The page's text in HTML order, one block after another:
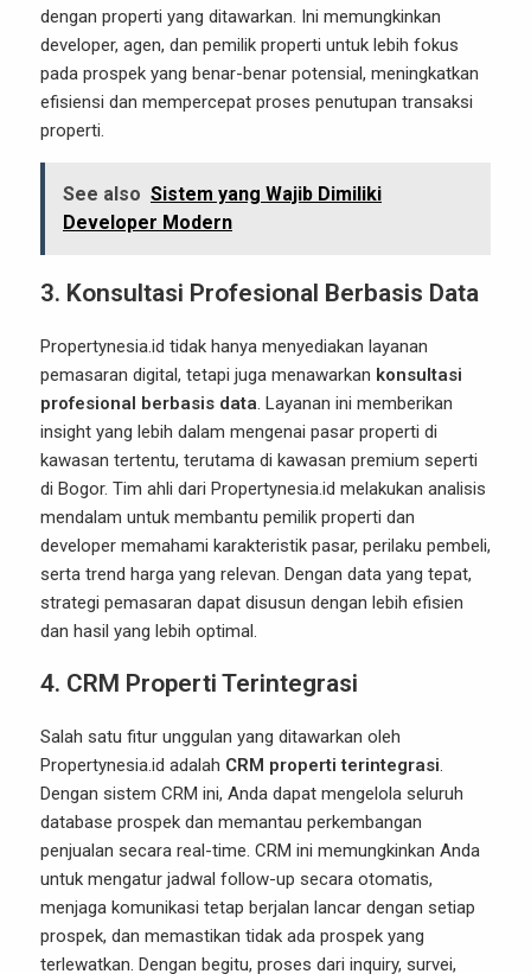
dengan properti yang ditawarkan. Ini memungkinkan
developer, agen, dan pemilik properti untuk lebih fokus
pada prospek yang benar-benar potensial, meningkatkan
efisiensi dan mempercepat proses penutupan transaksi
properti.
See also Sistem yang Wajib Dimiliki
Developer Modern
3. Konsultasi Profesional Berbasis Data
Propertynesia.id tidak hanya menyediakan layanan
pemasaran digital, tetapi juga menawarkan konsultasi
profesional berbasis data. Layanan ini memberikan
insight yang lebih dalam mengenai pasar properti di
kawasan tertentu, terutama di kawasan premium seperti
di Bogor. Tim ahli dari Propertynesia.id melakukan analisis
mendalam untuk membantu pemilik properti dan
developer memahami karakteristik pasar, perilaku pembeli,
serta trend harga yang relevan. Dengan data yang tepat,
strategi pemasaran dapat disusun dengan lebih efisien
dan hasil yang lebih optimal.
4. CRM Properti Terintegrasi
Salah satu fitur unggulan yang ditawarkan oleh
Propertynesia.id adalah CRM properti terintegrasi.
Dengan sistem CRM ini, Anda dapat mengelola seluruh
database prospek dan memantau perkembangan
penjualan secara real-time. CRM ini memungkinkan Anda
untuk mengatur jadwal follow-up secara otomatis,
menjaga komunikasi tetap berjalan lancar dengan setiap
prospek, dan memastikan tidak ada prospek yang
terlewatkan. Dengan begitu, proses dari inquiry, survei,